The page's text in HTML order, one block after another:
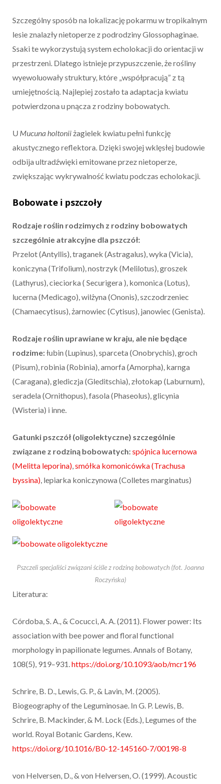
Szczególny sposób na lokalizację pokarmu w tropikalnym
lesie znalazły nietoperze z podrodziny Glossophaginae.
Ssaki te wykorzystują system echolokacji do orientacji w
przestrzeni. Dlatego istnieje przypuszczenie, że rośliny
wyewoluowały struktury, które „współpracują” z tą
umiejętnością. Najlepiej zostało ta adaptacja kwiatu
potwierdzona u pnącza z rodziny bobowatych.
U Mucuna holtoniiżagielek kwiatu pełni funkcję
akustycznego reflektora. Dzięki swojej wklęsłej budowie
odbija ultradźwięki emitowane przez nietoperze,
zwiększając wykrywalność kwiatu podczas echolokacji.
Bobowate i pszczoły
Rodzaje roślin rodzimych z rodziny bobowatych
szczególnie atrakcyjne dla pszczół:
Przelot (Antyllis), traganek (Astragalus), wyka (Vicia),
koniczyna (Trifolium), nostrzyk (Melilotus), groszek
(Lathyrus), cieciorka ( Securigera ), komonica (Lotus),
lucerna (Medicago), wilżyna (Ononis), szczodrzeniec
(Chamaecytisus), żarnowiec (Cytisus), janowiec (Genista).
Rodzaje roślin uprawiane w kraju, ale nie będące
rodzime:łubin (Lupinus), sparceta (Onobrychis), groch
(Pisum), robinia (Robinia), amorfa (Amorpha), karnga
(Caragana), glediczja (Gleditschia), złotokap (Laburnum),
seradela (Ornithopus), fasola (Phaseolus), glicynia
(Wisteria) i inne.
Gatunki pszczół (oligolektyczne) szczególnie
związane z rodziną bobowatych:spójnica lucernowa
(Melitta leporina),smółka komonicówka (Trachusa
byssina), lepiarka koniczynowa (Colletes marginatus)
Pszczeli specjaliści związani ściśle z rodziną bobowatych (fot. Joanna
Roczyńska)
Literatura:
Córdoba, S. A., & Cocucci, A. A. (2011). Flower power: Its
association with bee power and floral functional
morphology in papilionate legumes. Annals of Botany,
108(5), 919–931.https://doi.org/10.1093/aob/mcr196
Schrire, B. D., Lewis, G. P., & Lavin, M. (2005).
Biogeography of the Leguminosae. In G. P. Lewis, B.
Schrire, B. Mackinder, & M. Lock (Eds.), Legumes of the
world. Royal Botanic Gardens, Kew.
https://doi.org/10.1016/B0-12-145160-7/00198-8
von Helversen, D., & von Helversen, O. (1999). Acoustic